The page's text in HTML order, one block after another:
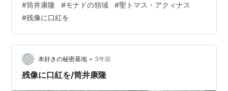
うな』という短編集だったと思う。それがおもしろくて
その後も読み続けている。筒井氏の本は、小説に限らず
エッセイでも記憶に残っているところがあり、結構影響
を受けている。 この本は、最初はバラバラ殺人事件から
はじまる。しかし、推理小説というわけではなく、神の
ような人物があらわ…
#筒井康隆 #モナドの領域 #聖トマス・アクィナス
#残像に口紅を
本好きの秘密基地 • 3年前
残像に口紅を/筒井康隆